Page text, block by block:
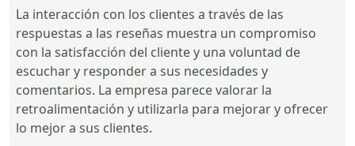
La interacción con los clientes a través de las
respuestas a las reseñas muestra un compromiso
con la satisfacción del cliente y una voluntad de
escuchar y responder a sus necesidades y
comentarios. La empresa parece valorar la
retroalimentación y utilizarla para mejorar y ofrecer
lo mejor a sus clientes.